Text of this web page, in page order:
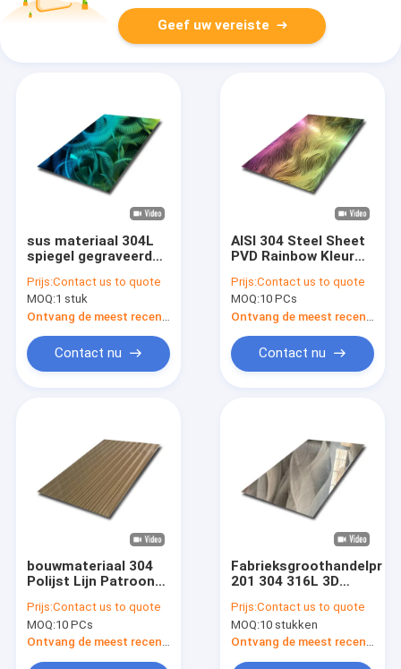
Geef uw vereiste
sus materiaal 304L
spiegel gegraveerd
roestvrij staal voor
decoratieve
muurkunst
Prijs:Contact us to quote
MOQ:1 stuk
Contact nu
AISI 304 Steel Sheet
PVD Rainbow Kleur
staal textuur 3d
decoratieve
wandpanelen
Prijs:Contact us to quote
MOQ:10 PCs
Contact nu
bouwmateriaal 304
Polijst Lijn Patroon
textuur decoratieve
metalen
wandpanelen
Prijs:Contact us to quote
MOQ:10 PCs
Ontvang de meest recente Prijs
Fabrieksgroothandelprijs
201 304 316L 3D
roestvrijstalen plaat
gesneden op maat
Prijs:Contact us to quote
MOQ:10 stukken
Ontvang de meest recente Prijs